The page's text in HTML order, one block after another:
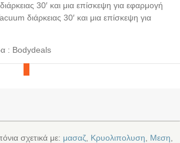
30′ και μια επίσκεψη για εφαρμογή
διάρκειας 30′ και μια επίσκεψη για
: Bodydeals
σχετικά με: μασαζ, Κρυολιπολυση Μεση